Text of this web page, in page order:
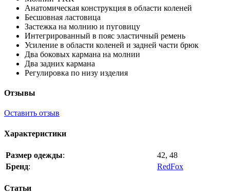
Анатомическая конструкция в области коленей
Бесшовная ластовица
Застежка на молнию и пуговицу
Интегрированный в пояс эластичный ремень
Усиление в области коленей и задней части брюк
Два боковых кармана на молнии
Два задних кармана
Регулировка по низу изделия
Отзывы
Оставить отзыв
Характеристики
Размер одежды:
42, 48
Бренд: RedFox
Статьи